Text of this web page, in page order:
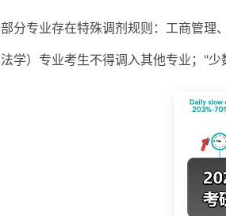
部分专业存在特殊调剂规则：工商管理
法学）专业考生不得调入其他专业；"